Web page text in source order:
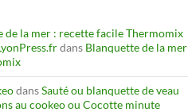
de la mer : recette facile Thermomix
dans Blanquette de la mer
dansSauté ou blanquette de veau
au cookeo ou Cocotte minute